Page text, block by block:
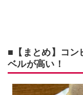
■【まとめ】コン
ベルが高い！